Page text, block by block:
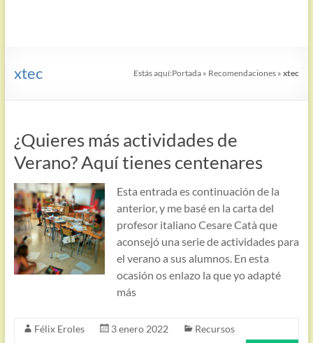
xtec Estás aquí:Portada » Recomendaciones »xtec
¿Quieres más actividades de
Verano? Aquí tienes centenares
Esta entrada es continuación de la
anterior, y me basé en la carta del
profesor italiano Cesare Catà que
aconsejó una serie de actividades para
el verano a sus alumnos. En esta
ocasión os enlazo la que yo adapté
más
Félix Eroles 3 enero 2022
Recursos